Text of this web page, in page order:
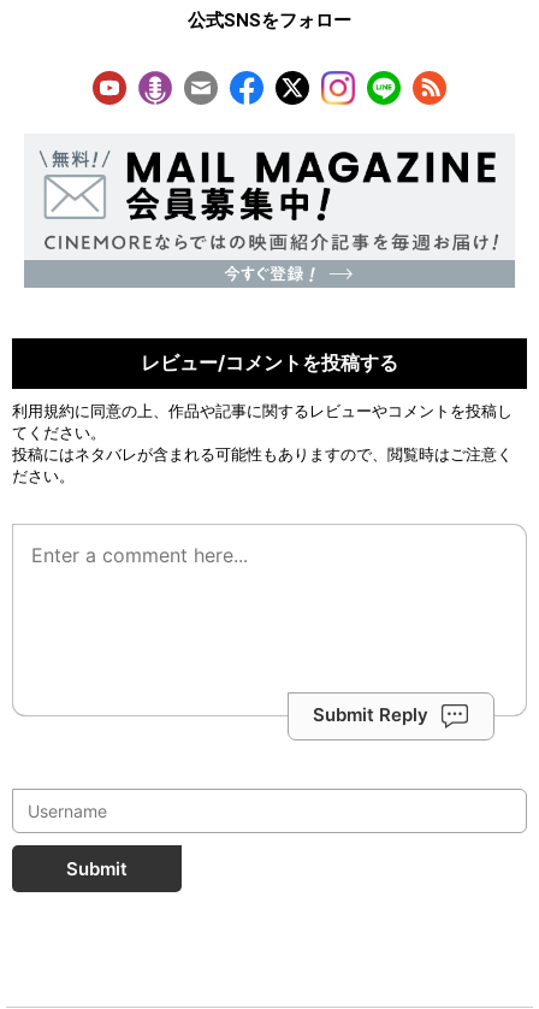
公式SNSをフォロー
レビュー/コメントを投稿する
利用規約に同意の上、作品や記事に関するレビューやコメントを投稿し
てください。
投稿にはネタバレが含まれる可能性もありますので、閲覧時はご注意く
ださい。
Submit Reply
Submit